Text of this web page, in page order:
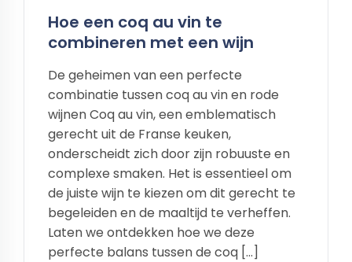
Hoe een coq au vin te
combineren met een wijn
De geheimen van een perfecte
combinatie tussen coq au vin en rode
wijnen Coq au vin, een emblematisch
gerecht uit de Franse keuken,
onderscheidt zich door zijn robuuste en
complexe smaken. Het is essentieel om
de juiste wijn te kiezen om dit gerecht te
begeleiden en de maaltijd te verheffen.
Laten we ontdekken hoe we deze
perfecte balans tussen de coq […]